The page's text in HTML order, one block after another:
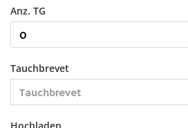
Anz. TG
Tauchbrevet